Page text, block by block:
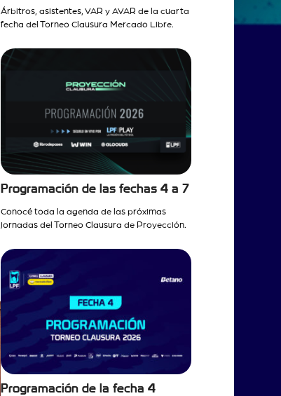
Árbitros, asistentes, VAR y AVAR de la cuarta
fecha del Torneo Clausura Mercado Libre.
Programación de las fechas 4 a 7
Conocé toda la agenda de las próximas
jornadas del Torneo Clausura de Proyección.
Programación de la fecha 4